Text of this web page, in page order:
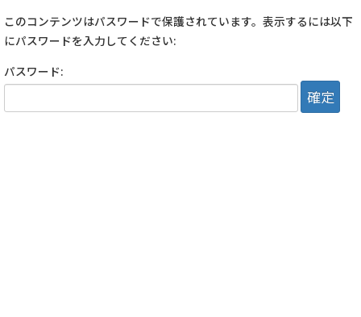
このコンテンツはパスワードで保護されています。表示するには以下
にパスワードを入力してください:
パスワード: